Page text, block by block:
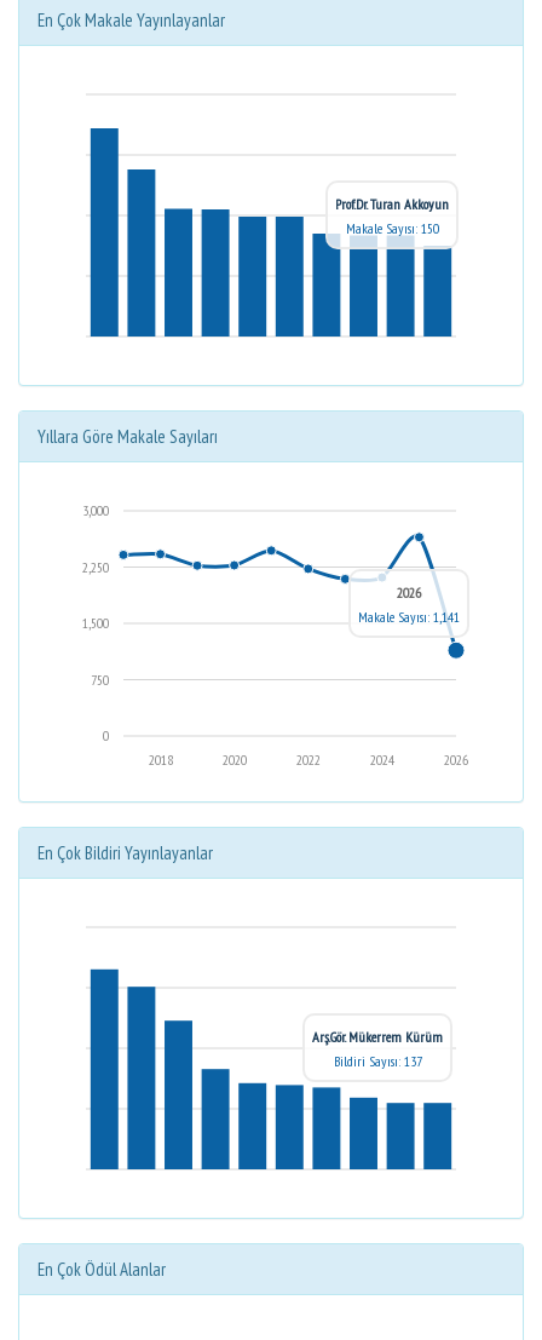
En Çok Makale Yayınlayanlar
Prof.Dr. Turan Akkoyun
Makale Sayısı: 150
Yıllara Göre Makale Sayıları
0
750
1,500
2,250
3,000
2026
2024
2022
2020
2018
2026
Makale Sayısı: 1,141
En Çok Bildiri Yayınlayanlar
Arş.Gör. Mükerrem Kürüm
Bildiri Sayısı: 137
En Çok Ödül Alanlar